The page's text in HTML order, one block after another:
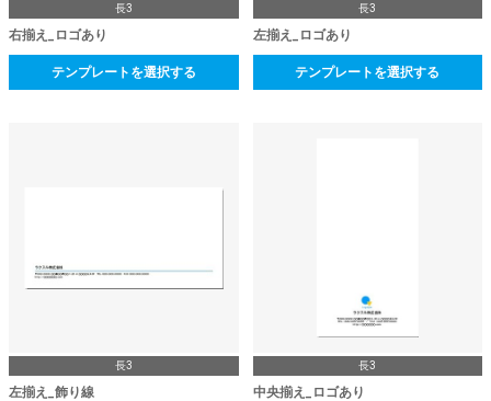
長3
右揃え_ロゴあり
テンプレートを選択する
長3
左揃え_ロゴあり
テンプレートを選択する
長3
左揃え_飾り線
長3
中央揃え_ロゴあり